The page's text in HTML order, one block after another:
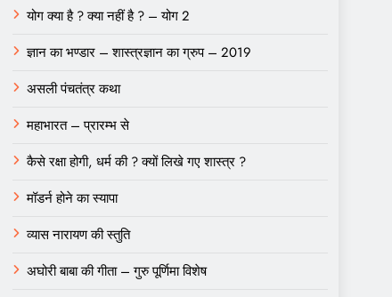
योग क्या है ? क्या नहीं है ? – योग 2
ज्ञान का भण्डार – शास्त्रज्ञान का ग्रुप – 2019
असली पंचतंत्र कथा
महाभारत – प्रारम्भ से
कैसे रक्षा होगी, धर्म की ? क्यों लिखे गए शास्त्र ?
मॉडर्न होने का स्यापा
व्यास नारायण की स्तुति
अघोरी बाबा की गीता – गुरु पूर्णिमा विशेष